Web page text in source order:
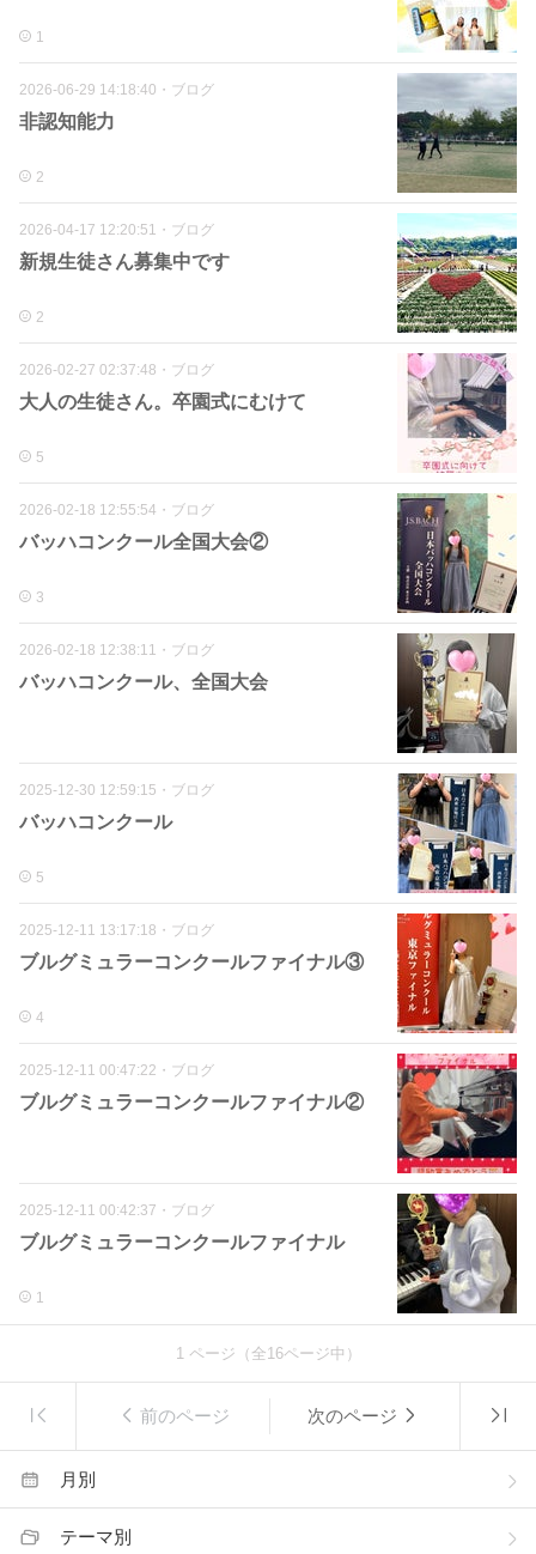
1
2026-06-29 14:18:40 ・ ブログ
非認知能力
2
2026-04-17 12:20:51 ・ ブログ
新規生徒さん募集中です
2
2026-02-27 02:37:48 ・ ブログ
大人の生徒さん。卒園式にむけて
5
2026-02-18 12:55:54 ・ ブログ
バッハコンクール全国大会②
3
2026-02-18 12:38:11 ・ ブログ
バッハコンクール、全国大会
2025-12-30 12:59:15 ・ ブログ
バッハコンクール
5
2025-12-11 13:17:18 ・ ブログ
ブルグミュラーコンクールファイナル③
4
2025-12-11 00:47:22 ・ ブログ
ブルグミュラーコンクールファイナル②
2025-12-11 00:42:37 ・ ブログ
ブルグミュラーコンクールファイナル
1
1ページ（全16ページ中）
前のページ 次のページ
月別
テーマ別